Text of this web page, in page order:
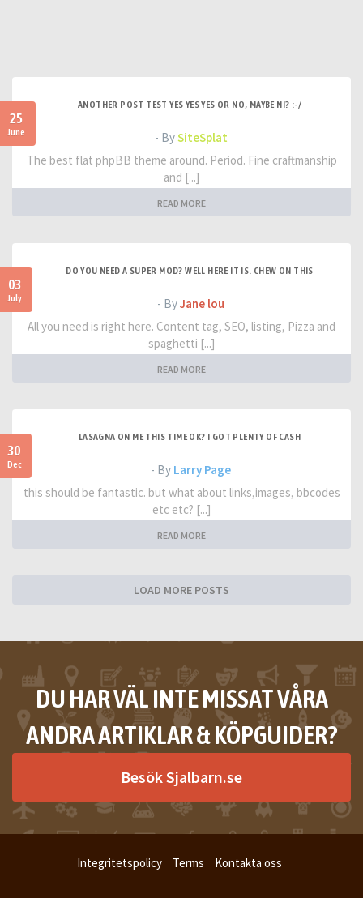
25
June
ANOTHER POST TEST YES YES YES OR NO, MAYBE NI? :-/
- BySiteSplat
The best flat phpBB theme around. Period. Fine craftmanship
and [...]
READ MORE
03
July
DO YOU NEED A SUPER MOD? WELL HERE IT IS. CHEW ON THIS
- ByJane lou
All you need is right here. Content tag, SEO, listing, Pizza and
spaghetti [...]
READ MORE
30
Dec
LASAGNA ON ME THIS TIME OK? I GOT PLENTY OF CASH
- By Larry Page
this should be fantastic. but what about links,images, bbcodes
etc etc? [...]
READ MORE
LOAD MORE POSTS
DU HAR VÄL INTE MISSAT VÅRA
ANDRA ARTIKLAR & KÖPGUIDER?
Besök Sjalbarn.se
Integritetspolicy Terms Kontakta oss